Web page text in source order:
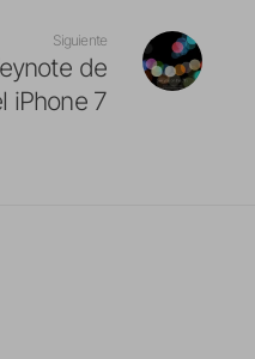
Siguiente
de
iPhone 7